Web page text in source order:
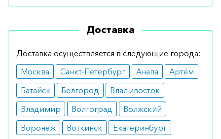
Лекарство эффективно устраняет острую
Противопоказания
Использовать могут все. Единственное
ограничение – аллергия на один из
составляющих. Лечение также нужно отложить
при острых инфекционных процессах.
Побочные эффекты
Доставка
Доставка осуществляется в следующие города:
Москва
Санкт-Петербург Анапа
Артём
Батайск
Белгород
Владивосток
Владимир
Волгоград
Волжский
Воронеж
Воткинск
Екатеринбург